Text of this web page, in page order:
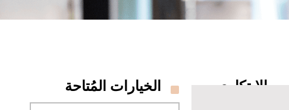
الخيارات المُتاحة والابتكاري